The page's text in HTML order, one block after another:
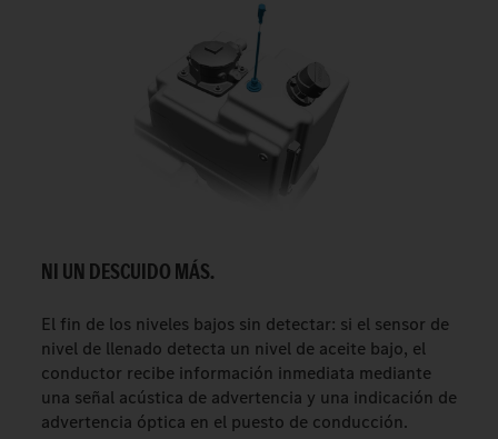
NI UN DESCUIDO MÁS.
El fin de los niveles bajos sin detectar: si el sensor de
nivel de llenado detecta un nivel de aceite bajo, el
conductor recibe información inmediata mediante
una señal acústica de advertencia y una indicación de
advertencia óptica en el puesto de conducción.